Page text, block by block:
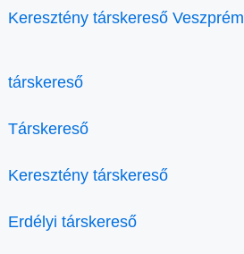
Keresztény társkereső Veszprém
társkereső
Társkereső
Keresztény társkereső
Erdélyi társkereső